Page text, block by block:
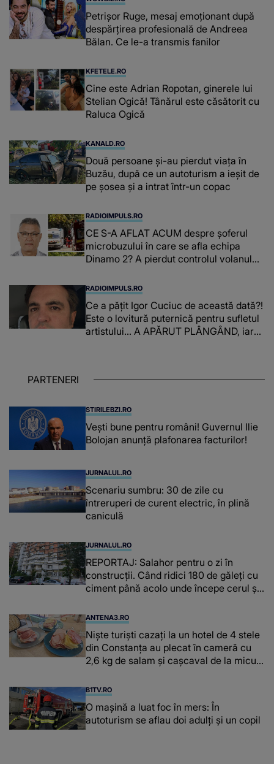
Petrișor Ruge, mesaj emoționant după
despărțirea profesională de Andreea
Bălan. Ce le-a transmis fanilor
KFETELE.RO
Cine este Adrian Ropotan, ginerele lui
Stelian Ogică! Tânărul este căsătorit cu
Raluca Ogică
KANALD.RO
Două persoane și-au pierdut viața în
Buzău, după ce un autoturism a ieșit de
pe șosea și a intrat într-un copac
RADIOIMPULS.RO
CE S-A AFLAT ACUM despre şoferul
microbuzului în care se afla echipa
Dinamo 2? A pierdut controlul volanului,
moartea lui Constantin Covaciu: "Tot ce
ai făcut pentru..."
RADIOIMPULS.RO
Ce a pățit Igor Cuciuc de această dată?!
Este o lovitură puternică pentru sufletul
artistului... A APĂRUT PLÂNGÂND, iar
PARTENERI
STIRILEBZI.RO
Vești bune pentru români! Guvernul Ilie
Bolojan anunță plafonarea facturilor!
JURNALUL.RO
Scenariu sumbru: 30 de zile cu
întreruperi de curent electric, în plină
caniculă
JURNALUL.RO
REPORTAJ: Salahor pentru o zi în
construcții. ​​​​​​​Când ridici 180 de găleți cu
ciment până acolo unde începe cerul și
ANTENA3.RO
Niște turiști cazați la un hotel de 4 stele
din Constanța au plecat în cameră cu
2,6 kg de salam și cașcaval de la micul
B1TV.RO
O maşină a luat foc în mers: În
autoturism se aflau doi adulți și un copil